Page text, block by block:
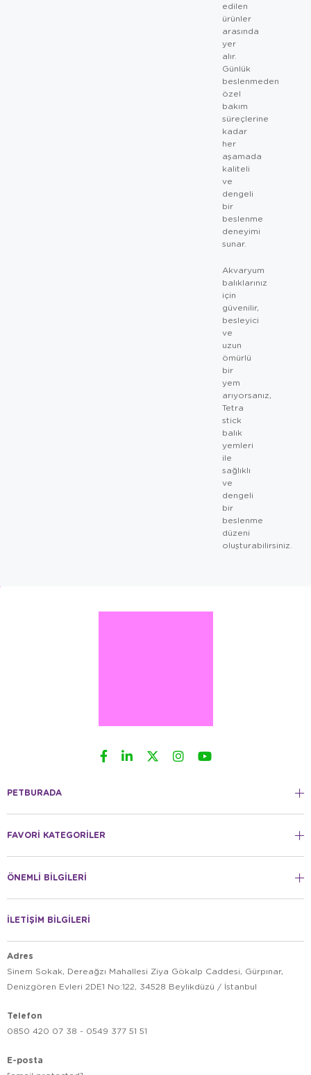
edilen
ürünler
arasında
yer
alır.
Günlük
beslenmeden
özel
bakım
süreçlerine
kadar
her
aşamada
kaliteli
ve
dengeli
bir
beslenme
deneyimi
sunar.
Akvaryum
balıklarınız
için
güvenilir,
besleyici
ve
uzun
ömürlü
bir
yem
arıyorsanız,
Tetra
stick
balık
yemleri
ile
sağlıklı
ve
dengeli
bir
beslenme
düzeni
oluşturabilirsiniz.
PETBURADA
FAVORİ KATEGORİLER
ÖNEMLİ BİLGİLERİ
İLETİŞİM BİLGİLERİ
Adres
Sinem Sokak, Dereağzı Mahallesi Ziya Gökalp Caddesi, Gürpınar,
Denizgören Evleri 2DE1 No:122, 34528 Beylikdüzü / İstanbul
Telefon
0850 420 07 38 - 0549 377 51 51
E-posta